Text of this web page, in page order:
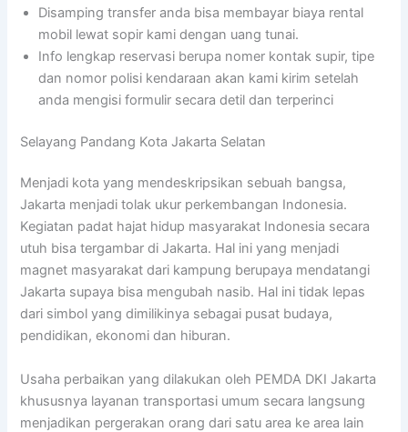
Disamping transfer anda bisa membayar biaya rental
mobil lewat sopir kami dengan uang tunai.
Info lengkap reservasi berupa nomer kontak supir, tipe
dan nomor polisi kendaraan akan kami kirim setelah
anda mengisi formulir secara detil dan terperinci
Selayang Pandang Kota Jakarta Selatan
Menjadi kota yang mendeskripsikan sebuah bangsa,
Jakarta menjadi tolak ukur perkembangan Indonesia.
Kegiatan padat hajat hidup masyarakat Indonesia secara
utuh bisa tergambar di Jakarta. Hal ini yang menjadi
magnet masyarakat dari kampung berupaya mendatangi
Jakarta supaya bisa mengubah nasib. Hal ini tidak lepas
dari simbol yang dimilikinya sebagai pusat budaya,
pendidikan, ekonomi dan hiburan.
Usaha perbaikan yang dilakukan oleh PEMDA DKI Jakarta
khususnya layanan transportasi umum secara langsung
menjadikan pergerakan orang dari satu area ke area lain